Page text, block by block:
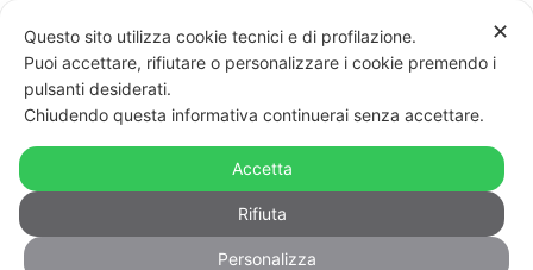
HIV/AIDS, l’appello di Elton John
“Conosci il tuo stato”
✕
Questo sito utilizza cookie tecnici e di profilazione.
Puoi accettare, rifiutare o personalizzare i cookie premendo i
pulsanti desiderati.
Chiudendo questa informativa continuerai senza accettare.
Accetta
Rifiuta
Personalizza